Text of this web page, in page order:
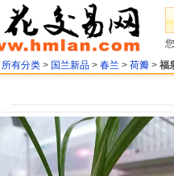
所有分类 > 国兰新品 > 春兰 > 荷瓣 > 福